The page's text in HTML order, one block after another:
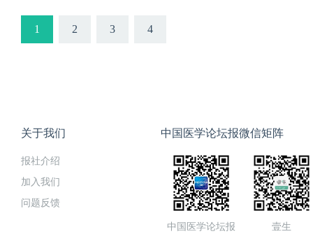
1 2 3 4
关于我们
报社介绍
加入我们
问题反馈
中国医学论坛报微信矩阵
中国医学论坛报 壹生